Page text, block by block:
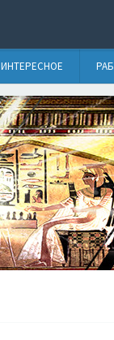
ИНТЕРЕСНОЕ